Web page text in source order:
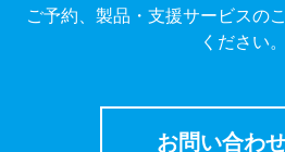
ご予約、製品・支援サービスの
ください。
お問い合わ